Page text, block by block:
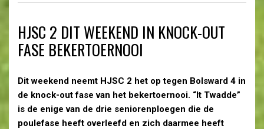
HJSC 2 DIT WEEKEND IN KNOCK-OUT
FASE BEKERTOERNOOI
Dit weekend neemt HJSC 2 het op tegen Bolsward 4 in
de knock-out fase van het bekertoernooi. “It Twadde”
is de enige van de drie seniorenploegen die de
poulefase heeft overleefd en zich daarmee heeft